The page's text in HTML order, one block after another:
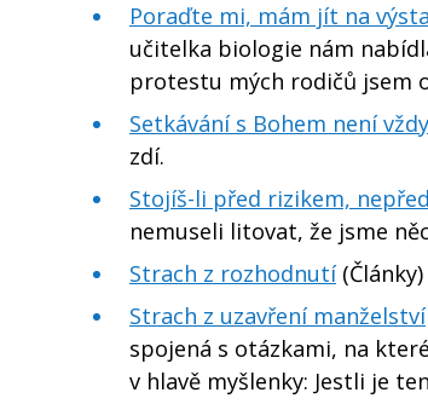
Poraďte mi, mám jít na
učitelka biologie nám
protestu mých rodičů jsem
Setkávání s Bohem není
zdí.
Stojíš-li před rizikem,
nemuseli litovat, že jsme
Strach z rozhodnutí
Strach z uzavření manželství
spojená s otázkami, na
v hlavě myšlenky: Jestli je